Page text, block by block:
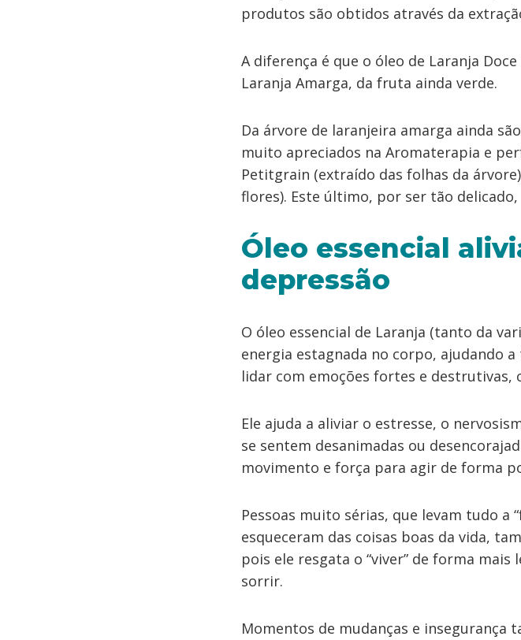
produtos são obtidos através da
A diferença é que o óleo de Laranja
Laranja Amarga, da fruta ainda verde.
Da árvore de laranjeira amarga ainda
muito apreciados na Aromaterapia e
Petitgrain (extraído das folhas da
flores). Este último, por ser tão
Óleo essencial
depressão
O óleo essencial de Laranja (tanto da
energia estagnada no corpo, ajudando
lidar com emoções fortes e destrutivas,
Ele ajuda a aliviar o estresse, o
se sentem desanimadas ou
movimento e força para agir de forma
Pessoas muito sérias, que levam tudo a
esqueceram das coisas boas da vida,
pois ele resgata o “viver” de forma
sorrir.
Momentos de mudanças e